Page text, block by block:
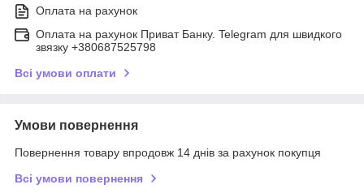
Оплата на рахунок
Оплата на рахунок Приват Банку. Telegram для швидкого
звязку +380687525798
Всі умови оплати
Умови повернення
Повернення товару впродовж 14 днів за рахунок покупця
Всі умови повернення